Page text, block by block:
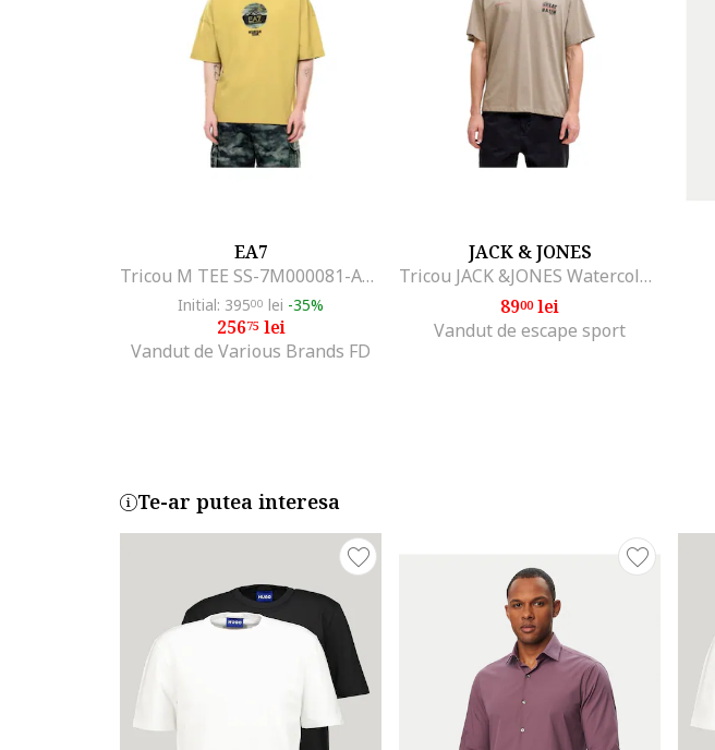
EA7
Tricou M TEE SS-7M000081-AF12874-U7036
Initial: 39500 lei -35%
25675lei
Vandut de Various Brands FD
JACK & JONES
Tricou JACK &JONES Watercolour SS Crew Neck 58663, Kaki
8900lei
Vandut de escape sport
Te-ar putea interesa